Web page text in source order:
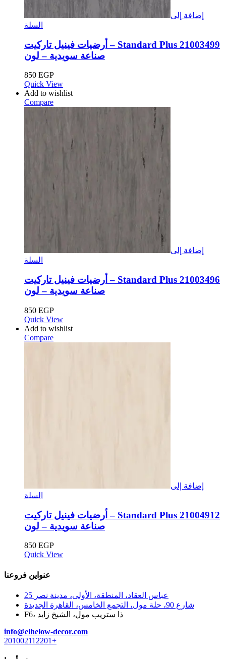
إضافة إلى
السلة
أرضيات فينيل تاركيت – Standard Plus 21003499
صناعة سويدية – لون
850 EGP
Quick View
Add to wishlist
Compare
إضافة إلى
السلة
أرضيات فينيل تاركيت – Standard Plus 21003496
صناعة سويدية – لون
850 EGP
Quick View
Add to wishlist
Compare
إضافة إلى
السلة
أرضيات فينيل تاركيت – Standard Plus 21004912
صناعة سويدية – لون
850 EGP
Quick View
عنواين فروعنا
25 عباس العقاد، المنطقة، الأولى، مدينة نصر
شارع 90، حلة مول، التجمع الخامس، القاهرة الجديدة
F6، ذا ستريب مول، الشيخ زايد
info@elhelow-decor.com
201002112201+